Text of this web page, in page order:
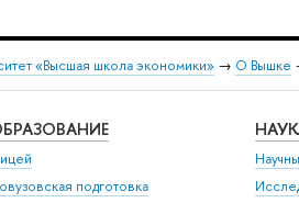
«Высшая школа экономики» → О Вышке
подготовка